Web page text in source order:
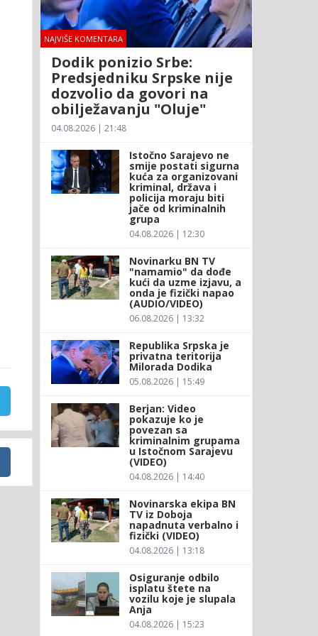
NAJVIŠE KOMENTARA
Dodik ponizio Srbe:
Predsjedniku Srpske nije
dozvolio da govori na
obilježavanju "Oluje"
04.08.2026 | 21:48
Istočno Sarajevo ne
smije postati sigurna
kuća za organizovani
kriminal, država i
policija moraju biti
jače od kriminalnih
grupa
04.08.2026 | 12:30
Novinarku BN TV
"namamio" da dođe
kući da uzme izjavu, a
onda je fizički napao
(AUDIO/VIDEO)
06.08.2026 | 13:32
Republika Srpska je
privatna teritorija
Milorada Dodika
05.08.2026 | 15:49
Berjan: Video
pokazuje ko je
povezan sa
kriminalnim grupama
u Istočnom Sarajevu
(VIDEO)
04.08.2026 | 14:40
Novinarska ekipa BN
TV iz Doboja
napadnuta verbalno i
fizički (VIDEO)
04.08.2026 | 13:18
Osiguranje odbilo
isplatu štete na
vozilu koje je slupala
Anja
04.08.2026 | 15:23